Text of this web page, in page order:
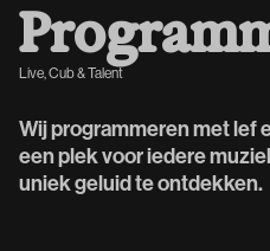
Program
Live, Cub & Talent
Wij programmeren met lef
een plek voor iedere
uniek geluid te ontdekken.